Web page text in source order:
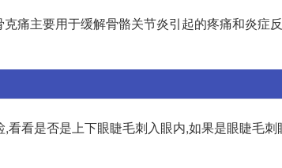
痛主要用于缓解骨骼关节炎引起的疼痛和炎症
看是否是上下眼睫毛刺入眼内,如果是眼睫毛刺